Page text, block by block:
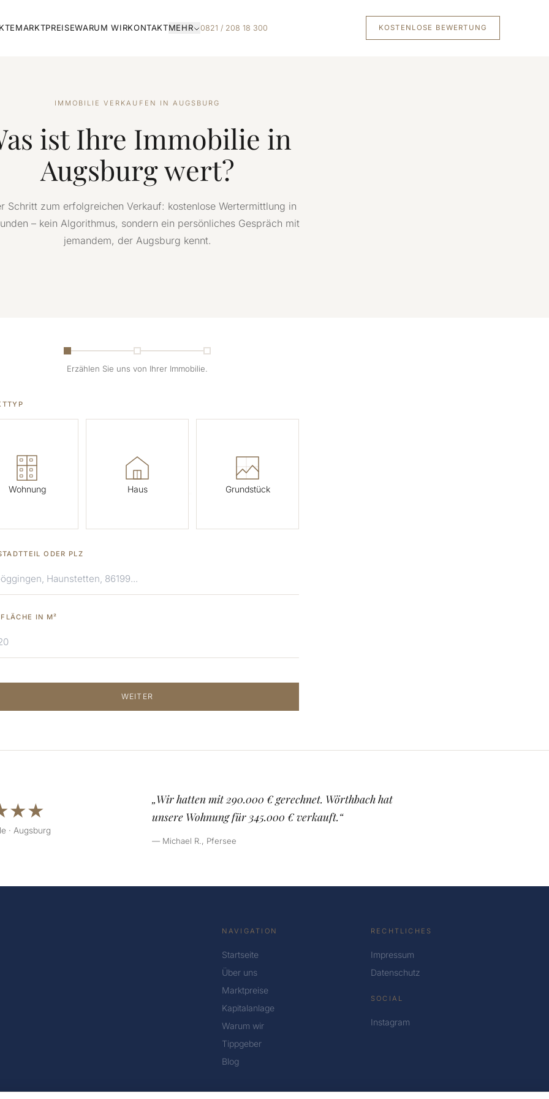
MARKTPREISEWARUM WIRKONTAKTMEHR 0821 / 208 18 300 KOSTENLOSE BEWERTUNG
IMMOBILIE VERKAUFEN IN AUGSBURG
ist Ihre Immobilie in
Augsburg wert?
Schritt zum erfolgreichen Verkauf: kostenlose Wertermittlung in
– kein Algorithmus, sondern ein persönliches Gespräch mit
jemandem, der Augsburg kennt.
Erzählen Sie uns von Ihrer Immobilie.
01
Wohnung Haus Grundstück
ODER PLZ
IN M²
WEITER
· Augsburg
„Wir hatten mit 290.000 € gerechnet. Wörthbach hat
unsere Wohnung für 345.000 € verkauft.“
— Michael R., Pfersee
NAVIGATION
Startseite
Über uns
Marktpreise
Kapitalanlage
Warum wir
Tippgeber
Blog
RECHTLICHES
Impressum
Datenschutz
SOCIAL
Instagram